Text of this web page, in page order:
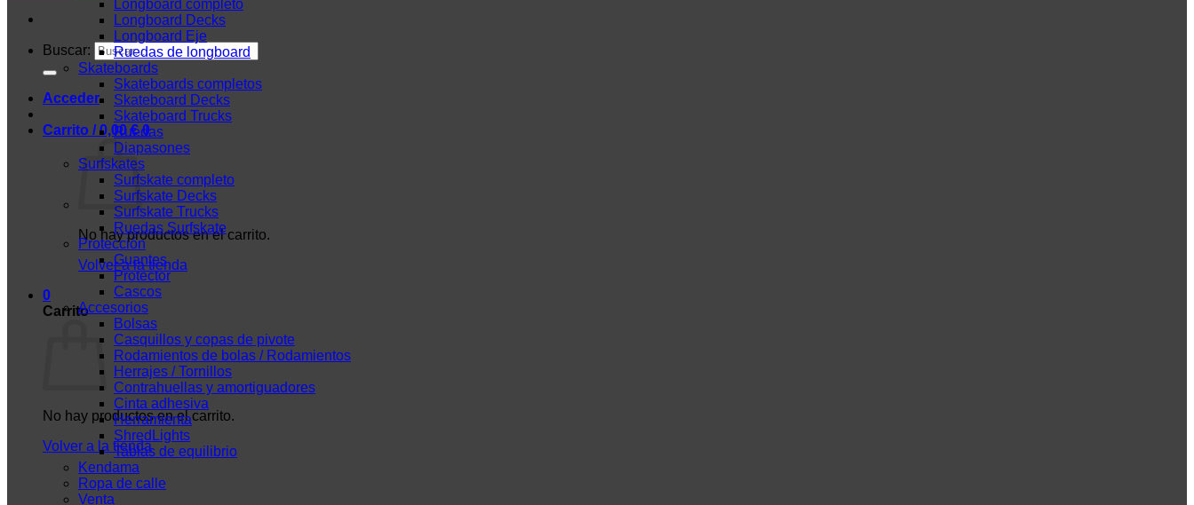
Buscar:
Acceder
Carrito /0,00€ 0
No hay productos en el carrito.
Volver a la tienda
0
Carrito
No hay productos en el carrito.
Volver a la tienda
Longboard completo
Longboard Decks
Longboard Eje
Ruedas de longboard
Skateboards
Skateboards completos
Skateboard Decks
Skateboard Trucks
Ruedas
Diapasones
Surfskates
Surfskate completo
Surfskate Decks
Surfskate Trucks
Ruedas Surfskate
Protección
Guantes
Protector
Cascos
Accesorios
Bolsas
Casquillos y copas de pivote
Rodamientos de bolas / Rodamientos
Herrajes / Tornillos
Contrahuellas y amortiguadores
Cinta adhesiva
Herramienta
ShredLights
Tablas de equilibrio
Kendama
Ropa de calle
Venta